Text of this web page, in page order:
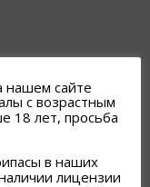
сайте
с возрастным
18 лет, просьба
в наших
лицензии